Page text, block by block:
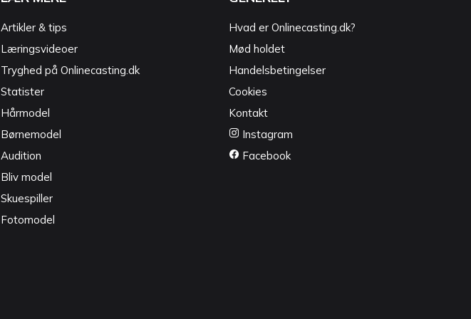
Artikler & tips
Læringsvideoer
Tryghed på Onlinecasting.dk
Statister
Hårmodel
Børnemodel
Audition
Bliv model
Skuespiller
Fotomodel
Hvad er Onlinecasting.dk?
Mød holdet
Handelsbetingelser
Cookies
Kontakt
Instagram
Facebook